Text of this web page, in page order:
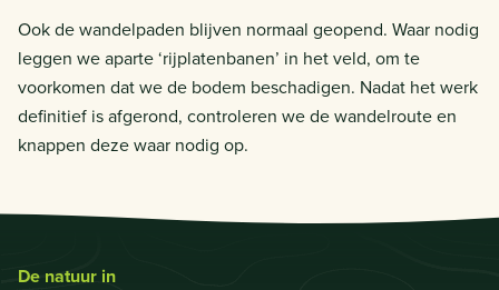
Ook de wandelpaden blijven normaal geopend. Waar nodig
leggen we aparte ‘rijplatenbanen’ in het veld, om te
voorkomen dat we de bodem beschadigen. Nadat het werk
definitief is afgerond, controleren we de wandelroute en
knappen deze waar nodig op.
De natuur in